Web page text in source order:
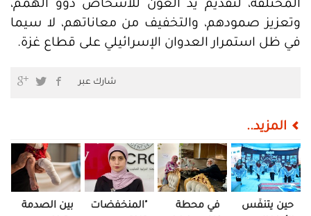
المختلفة، لتقديم يد العون للأشخاص ذوو الهمم،
وتعزيز صمودهم، والتخفيف من معاناتهم، لا سيما
في ظل استمرار العدوان الإسرائيلي على قطاع غزة.
شارك عبر
المزيد..
حين يتنفّس
في محطة
"المنخفضات
بين الصدمة